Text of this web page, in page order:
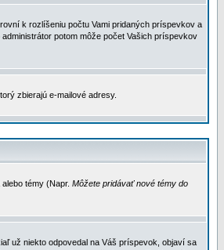
k rozlíšeniu počtu Vami pridaných príspevkov a
potom môže počet Vašich príspevkov
zbierajú e-mailové adresy.
témy (Napr. Môžete pridávať nové témy do
už niekto odpovedal na Váš príspevok, objaví sa